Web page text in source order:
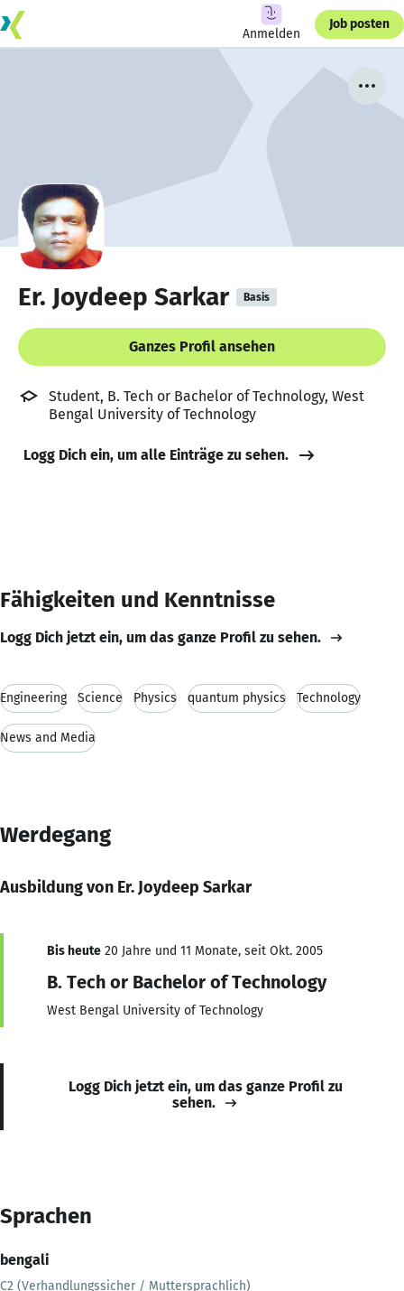
Anmelden
Job posten
Er. Joydeep Sarkar Basis
Ganzes Profil ansehen
Student, B. Tech or Bachelor of Technology, West
Bengal University of Technology
Logg Dich ein, um alle Einträge zu sehen.
Fähigkeiten und Kenntnisse
Logg Dich jetzt ein, um das ganze Profil zu sehen.
Engineering Science Physics quantum physics Technology
News and Media
Werdegang
Ausbildung von Er. Joydeep Sarkar
Bis heute 20 Jahre und 11 Monate, seit Okt. 2005
B. Tech or Bachelor of Technology
West Bengal University of Technology
Logg Dich jetzt ein, um das ganze Profil zu
sehen.
Sprachen
bengali
C2 (Verhandlungssicher / Muttersprachlich)